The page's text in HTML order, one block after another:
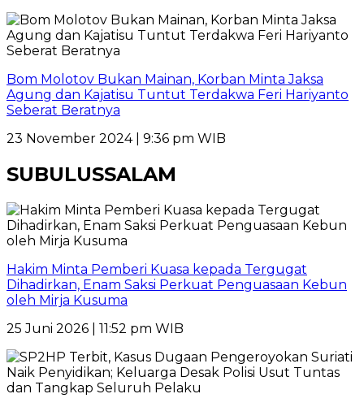
Bom Molotov Bukan Mainan, Korban Minta Jaksa
Agung dan Kajatisu Tuntut Terdakwa Feri Hariyanto
Seberat Beratnya
23 November 2024 | 9:36 pm WIB
SUBULUSSALAM
Hakim Minta Pemberi Kuasa kepada Tergugat
Dihadirkan, Enam Saksi Perkuat Penguasaan Kebun
oleh Mirja Kusuma
25 Juni 2026 | 11:52 pm WIB